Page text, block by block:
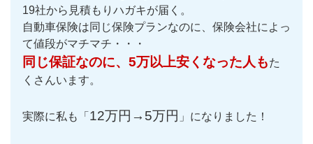
19社から見積もりハガキが届く。
自動車保険は同じ保険プランなのに、保険会社によっ
て値段がマチマチ・・・
同じ保証なのに、5万以上安くなった人もた
くさんいます。
実際に私も「 12万円→5万円 」になりました！